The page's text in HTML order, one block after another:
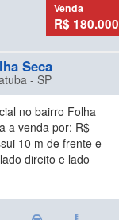
Venda
R$ 180.000
Seca
- SP
no bairro Folha
a venda por: R$
10 m de frente e
direito e lado